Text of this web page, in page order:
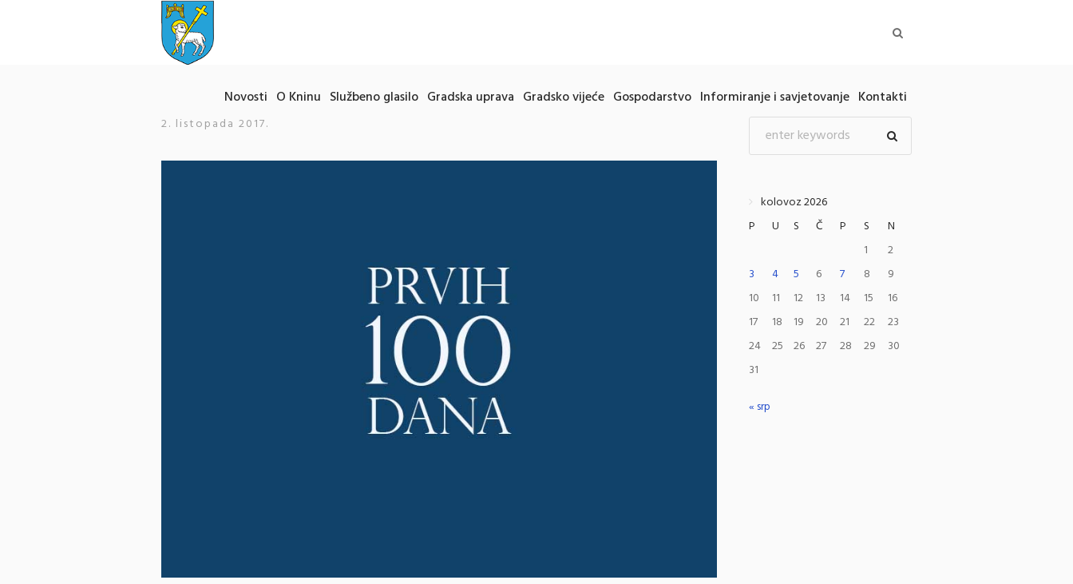
Novosti O Kninu Službeno glasilo Gradska uprava Gradsko vijeće Gospodarstvo Informiranje i savjetovanje Kontakti
2. listopada 2017.
kolovoz 2026
P
U S Č P S
N
1
2
3
4 5 6 7 8
9
10
11 12 13 14 15
16
17
18 19 20 21 22
23
24
25 26 27 28 29
30
31
« srp